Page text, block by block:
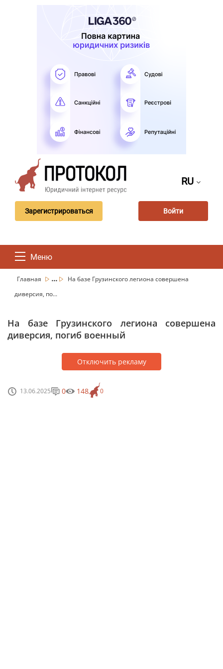
RU
Зарегистрироваться Войти
Меню
Главная ...
На базе Грузинского легиона совершена
диверсия, по...
На базе Грузинского легиона совершена
диверсия, погиб военный
Отключить рекламу
13.06.2025 0
0 148